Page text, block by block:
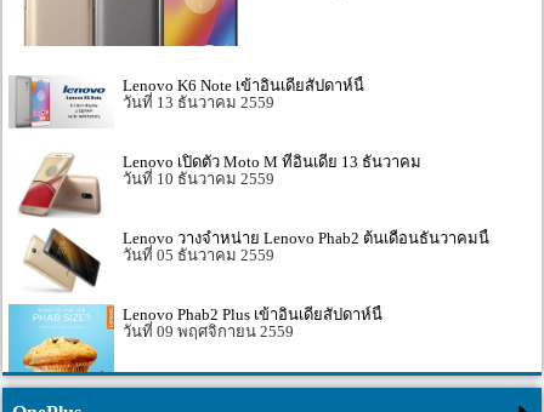
Lenovo K6 Note เข้าอินเดียสัปดาห์นี้
13 ธันวาคม 2559
Lenovo เปิดตัว Moto M ที่อินเดีย 13 ธันวาคม
10 ธันวาคม 2559
Lenovo วางจำหน่าย Lenovo Phab2 ต้นเดือนธันวาคมนี้
05 ธันวาคม 2559
Lenovo Phab2 Plus เข้าอินเดียสัปดาห์นี้
09 พฤศจิกายน 2559